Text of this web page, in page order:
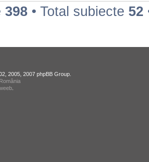
398 • Total subiecte 52
2005, 2007 phpBB Group.